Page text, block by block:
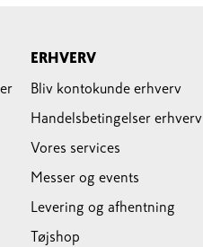
ERHVERV
Bliv kontokunde erhverv
Handelsbetingelser erhverv
Vores services
Messer og events
Levering og afhentning
Tøjshop